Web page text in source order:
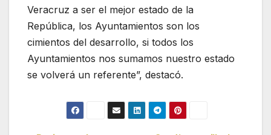
Veracruz a ser el mejor estado de la
República, los Ayuntamientos son los
cimientos del desarrollo, si todos los
Ayuntamientos nos sumamos nuestro estado
se volverá un referente”, destacó.